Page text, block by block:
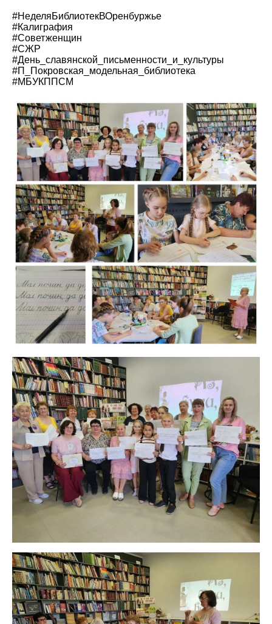
#НеделяБиблиотекВОренбуржье
#Калиграфия
#Советженщин
#СЖР
#День_славянской_письменности_и_культуры
#П_Покровская_модельная_библиотека
#МБУКППСМ